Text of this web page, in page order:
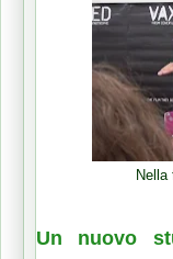
Nella
Un nuovo